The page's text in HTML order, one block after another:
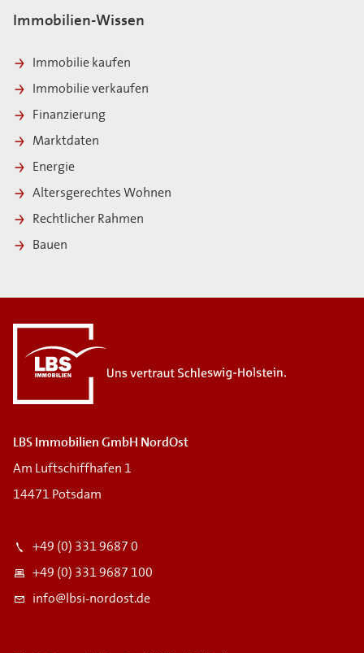
Immobilien-Wissen
Immobilie kaufen
Immobilie verkaufen
Finanzierung
Marktdaten
Energie
Altersgerechtes Wohnen
Rechtlicher Rahmen
Bauen
LBS Immobilien GmbH NordOst
Am Luftschiffhafen 1
14471 Potsdam
+49 (0) 331 9687 0
+49 (0) 331 9687 100
info@lbsi-nordost.de